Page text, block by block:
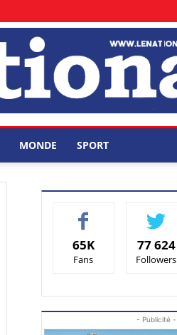
MONDE SPORT
65K
Fans
77 624
Followers
- Publicité -